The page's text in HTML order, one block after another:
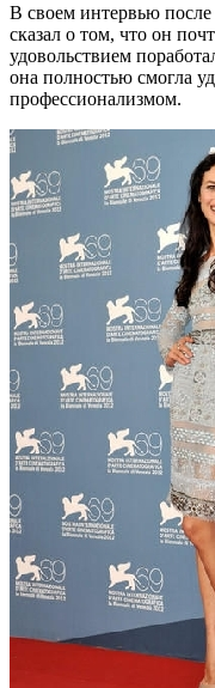
В своем интервью после
сказал о том, что он
удовольствием
она полностью смогла
профессионализмом.